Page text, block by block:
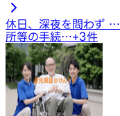
休日、深夜を問わず …
所等の手続…+3件